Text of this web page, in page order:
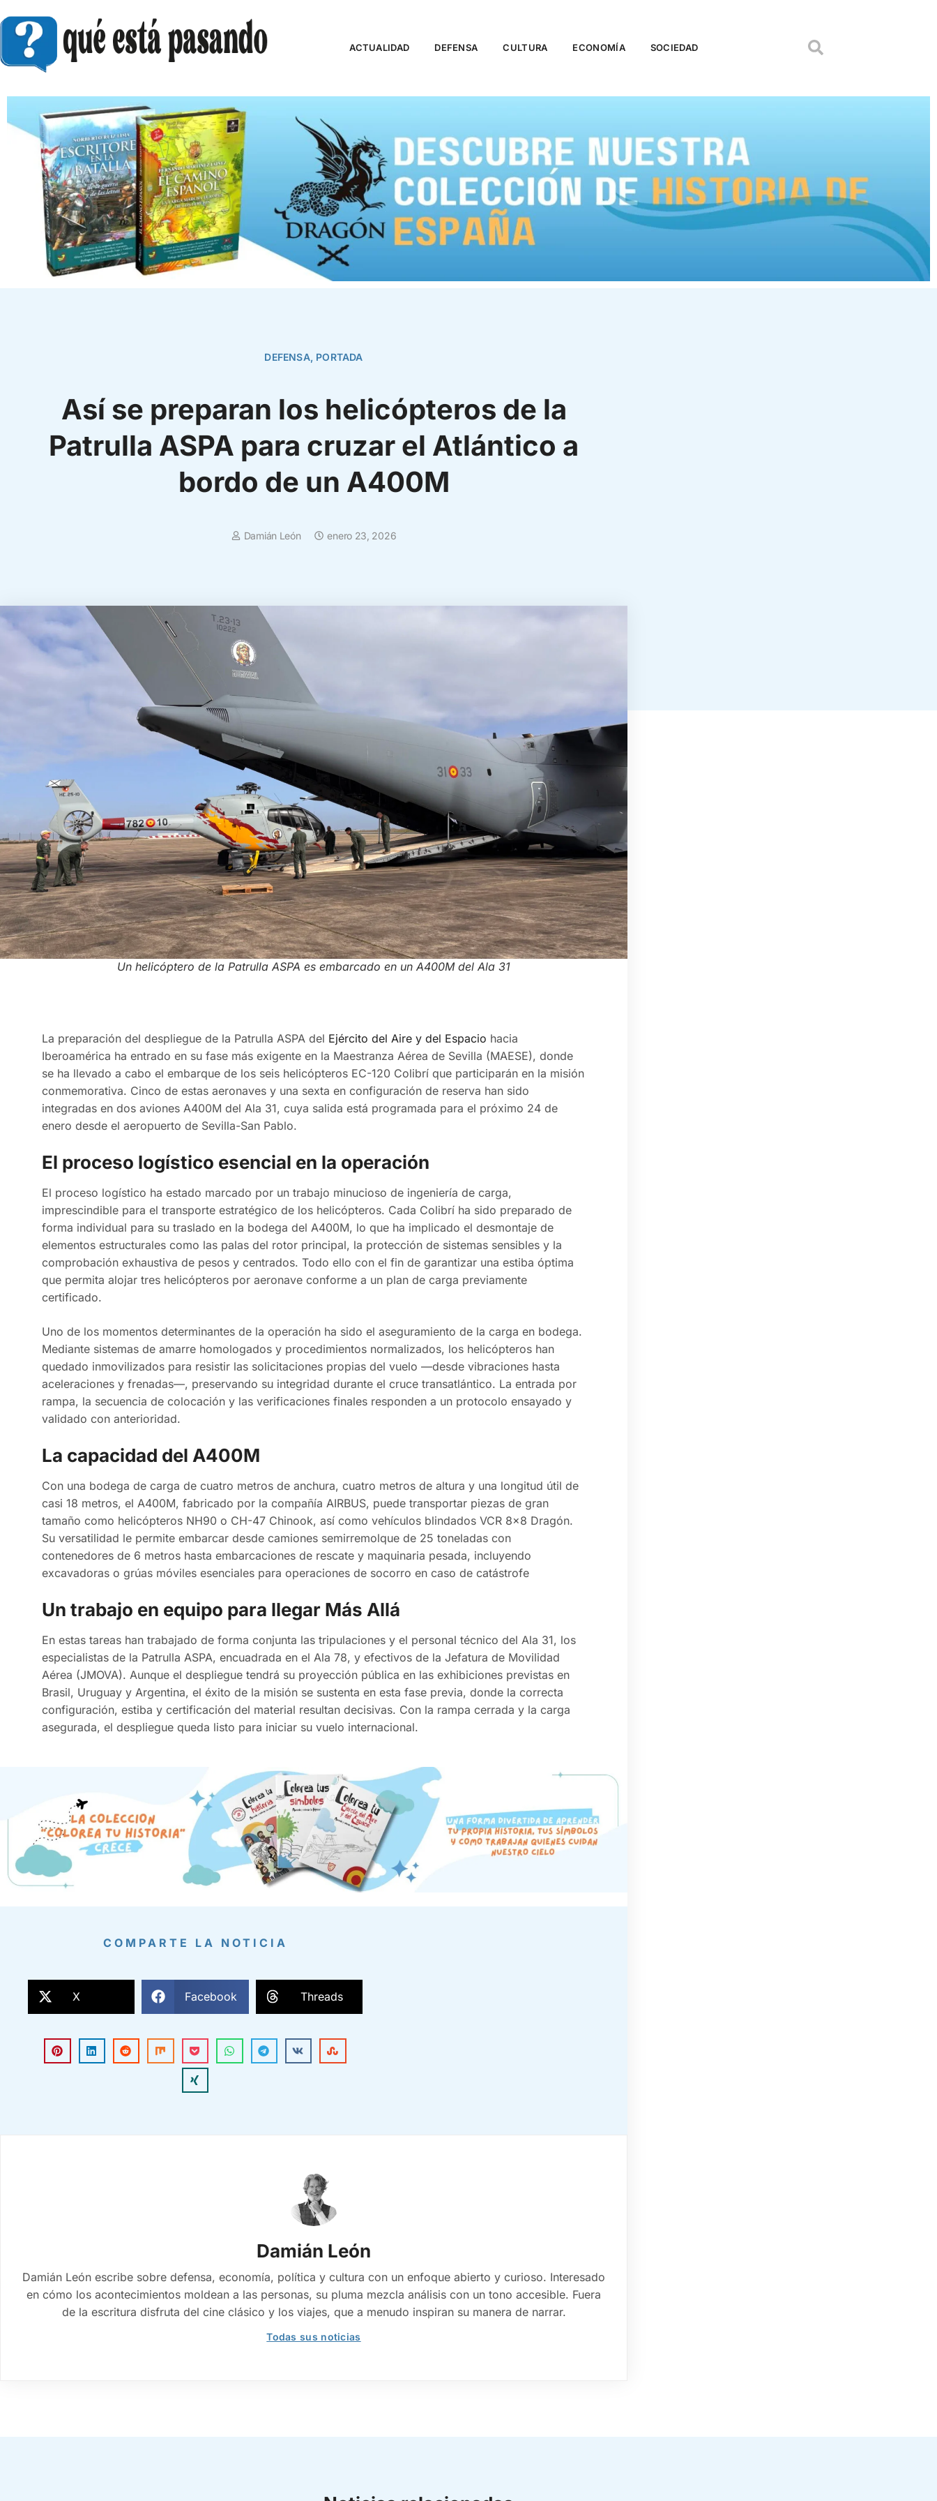
ACTUALIDAD DEFENSA CULTURA ECONOMÍA SOCIEDAD
DEFENSA, PORTADA
Así se preparan los helicópteros de la
Patrulla ASPA para cruzar el Atlántico a
bordo de un A400M
Damián León enero 23, 2026
Un helicóptero de la Patrulla ASPA es embarcado en un A400M del Ala 31
La preparación del despliegue de la Patrulla ASPA del Ejército del Aire y del Espacio hacia
Iberoamérica ha entrado en su fase más exigente en la Maestranza Aérea de Sevilla (MAESE), donde
se ha llevado a cabo el embarque de los seis helicópteros EC-120 Colibrí que participarán en la misión
conmemorativa. Cinco de estas aeronaves y una sexta en configuración de reserva han sido
integradas en dos aviones A400M del Ala 31, cuya salida está programada para el próximo 24 de
enero desde el aeropuerto de Sevilla-San Pablo.
El proceso logístico esencial en la operación
El proceso logístico ha estado marcado por un trabajo minucioso de ingeniería de carga,
imprescindible para el transporte estratégico de los helicópteros. Cada Colibrí ha sido preparado de
forma individual para su traslado en la bodega del A400M, lo que ha implicado el desmontaje de
elementos estructurales como las palas del rotor principal, la protección de sistemas sensibles y la
comprobación exhaustiva de pesos y centrados. Todo ello con el fin de garantizar una estiba óptima
que permita alojar tres helicópteros por aeronave conforme a un plan de carga previamente
certificado.
Uno de los momentos determinantes de la operación ha sido el aseguramiento de la carga en bodega.
Mediante sistemas de amarre homologados y procedimientos normalizados, los helicópteros han
quedado inmovilizados para resistir las solicitaciones propias del vuelo —desde vibraciones hasta
aceleraciones y frenadas—, preservando su integridad durante el cruce transatlántico. La entrada por
rampa, la secuencia de colocación y las verificaciones finales responden a un protocolo ensayado y
validado con anterioridad.
La capacidad del A400M
Con una bodega de carga de cuatro metros de anchura, cuatro metros de altura y una longitud útil de
casi 18 metros, el A400M, fabricado por la compañía AIRBUS, puede transportar piezas de gran
tamaño como helicópteros NH90 o CH-47 Chinook, así como vehículos blindados VCR 8×8 Dragón.
Su versatilidad le permite embarcar desde camiones semirremolque de 25 toneladas con
contenedores de 6 metros hasta embarcaciones de rescate y maquinaria pesada, incluyendo
excavadoras o grúas móviles esenciales para operaciones de socorro en caso de catástrofe
Un trabajo en equipo para llegar Más Allá
En estas tareas han trabajado de forma conjunta las tripulaciones y el personal técnico del Ala 31, los
especialistas de la Patrulla ASPA, encuadrada en el Ala 78, y efectivos de la Jefatura de Movilidad
Aérea (JMOVA). Aunque el despliegue tendrá su proyección pública en las exhibiciones previstas en
Brasil, Uruguay y Argentina, el éxito de la misión se sustenta en esta fase previa, donde la correcta
configuración, estiba y certificación del material resultan decisivas. Con la rampa cerrada y la carga
asegurada, el despliegue queda listo para iniciar su vuelo internacional.
COMPARTE LA NOTICIA
X Facebook Threads
Damián León
Damián León escribe sobre defensa, economía, política y cultura con un enfoque abierto y curioso. Interesado
en cómo los acontecimientos moldean a las personas, su pluma mezcla análisis con un tono accesible. Fuera
de la escritura disfruta del cine clásico y los viajes, que a menudo inspiran su manera de narrar.
Todas sus noticias